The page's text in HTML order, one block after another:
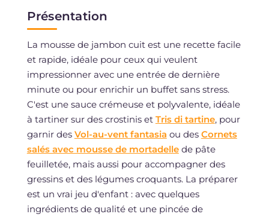
Présentation
La mousse de jambon cuit est une recette facile
et rapide, idéale pour ceux qui veulent
impressionner avec une entrée de dernière
minute ou pour enrichir un buffet sans stress.
C'est une sauce crémeuse et polyvalente, idéale
à tartiner sur des crostinis et Tris di tartine, pour
garnir des Vol-au-vent fantasia ou des Cornets
salés avec mousse de mortadellede pâte
feuilletée, mais aussi pour accompagner des
gressins et des légumes croquants. La préparer
est un vrai jeu d'enfant : avec quelques
ingrédients de qualité et une pincée de